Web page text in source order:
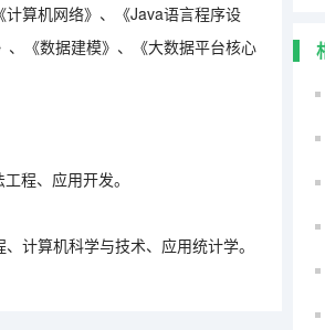
计算机网络》、《Java语言程序设
《数据建模》、《大数据平台核心
程、应用开发。
计算机科学与技术、应用统计学。